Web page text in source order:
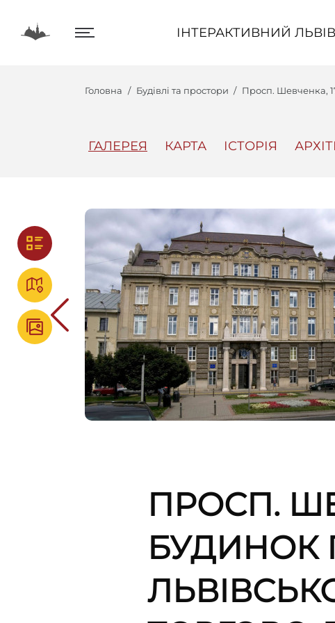
ІНТЕРАКТИВНИЙ ЛЬВІВ
ІНТЕРАКТИВНИЙ ЛЬВІВ
Головна Будівлі та простори Просп. Шевченка,
ГАЛЕРЕЯ КАРТА ІСТОРІЯ
ПРОСП.
БУДИНОК